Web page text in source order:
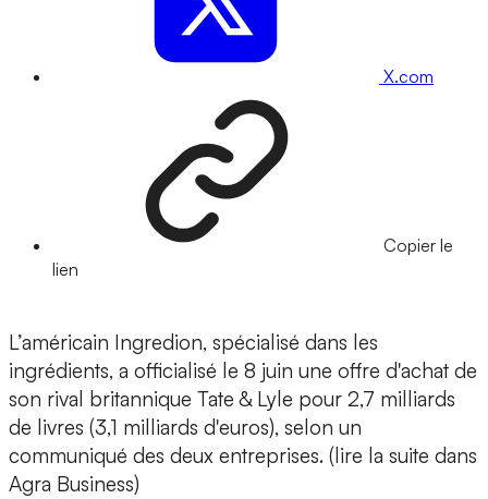
X.com
Copier le
lien
L’américain Ingredion, spécialisé dans les
ingrédients, a officialisé le 8 juin une offre d'achat de
son rival britannique Tate & Lyle pour 2,7 milliards
de livres (3,1 milliards d'euros), selon un
communiqué des deux entreprises. (lire la suite dans
Agra Business)